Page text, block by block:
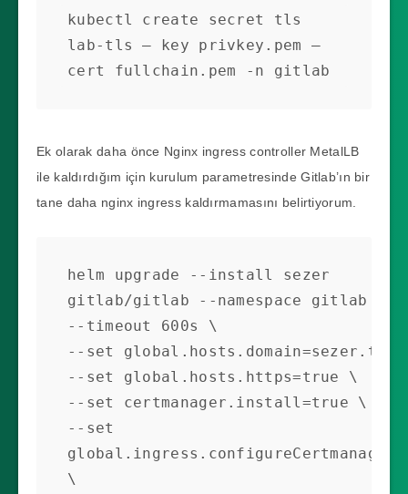
kubectl create secret tls
lab-tls — key privkey.pem —
cert fullchain.pem -n gitlab
Ek olarak daha önce Nginx ingress controller MetalLB
ile kaldırdığım için kurulum parametresinde Gitlab’ın bir
tane daha nginx ingress kaldırmamasını belirtiyorum.
helm upgrade --install sezer
gitlab/gitlab --namespace gitlab \
--timeout 600s \
--set
--set global.hosts.https=true \
--set certmanager.install=true \
--set
\